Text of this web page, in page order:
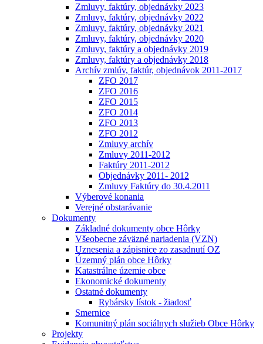
Zmluvy, faktúry, objednávky 2023
Zmluvy, faktúry, objednávky 2022
Zmluvy, faktúry, objednávky 2021
Zmluvy, faktúry, objednávky 2020
Zmluvy, faktúry a objednávky 2019
Zmluvy, faktúry a objednávky 2018
Archív zmlúv, faktúr, objednávok 2011-2017
ZFO 2017
ZFO 2016
ZFO 2015
ZFO 2014
ZFO 2013
ZFO 2012
Zmluvy archív
Zmluvy 2011-2012
Faktúry 2011-2012
Objednávky 2011- 2012
Zmluvy Faktúry do 30.4.2011
Výberové konania
Verejné obstarávanie
Dokumenty
Základné dokumenty obce Hôrky
Všeobecne záväzné nariadenia (VZN)
Uznesenia a zápisnice zo zasadnutí OZ
Územný plán obce Hôrky
Katastrálne územie obce
Ekonomické dokumenty
Ostatné dokumenty
Rybársky lístok - žiadosť
Smernice
Komunitný plán sociálnych služieb Obce Hôrky
Projekty